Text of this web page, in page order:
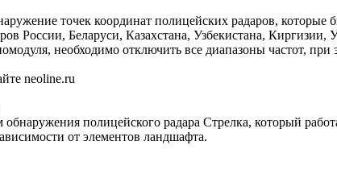
точек координат полицейских радаров, которые
России, Беларуси, Казахстана, Узбекистана,
необходимо отключить все диапазоны частот,
neoline.ru
полицейского радара Стрелка, который
от элементов ландшафта.